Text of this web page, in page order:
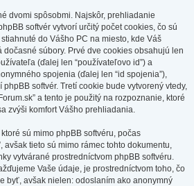
dvomi spôsobmi. Najskôr, prehliadanie
softvér vytvorí určitý počet cookies, čo sú
do Vášho PC na miesto, kde Váš
súbory. Prvé dve cookies obsahujú len
(ďalej len “používateľovo id”) a
spojenia (ďalej len “id spojenia”),
phpBB softvér. Tretí cookie bude vytvorený vtedy,
a tento je použitý na rozpoznanie, ktoré
zvýši komfort Vášho prehliadania.
sú mimo phpBB softvéru, počas
avšak tieto sú mimo rámec tohto dokumentu,
vytvárané prostredníctvom phpBB softvéru.
Vaše údaje, je prostredníctvom toho, čo
byť, avšak nielen: odoslaním ako anonymný